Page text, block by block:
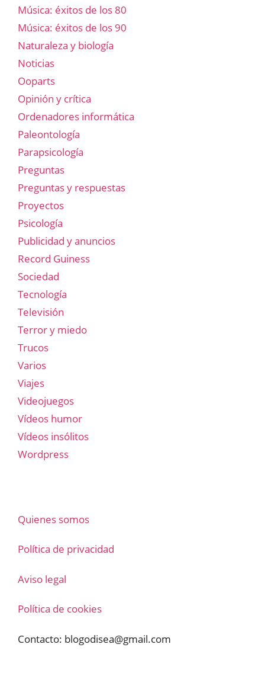
Música: éxitos de los 80
Música: éxitos de los 90
Naturaleza y biología
Noticias
Ooparts
Opinión y crítica
Ordenadores informática
Paleontología
Parapsicología
Preguntas
Preguntas y respuestas
Proyectos
Psicología
Publicidad y anuncios
Record Guiness
Sociedad
Tecnología
Televisión
Terror y miedo
Trucos
Varios
Viajes
Videojuegos
Vídeos humor
Vídeos insólitos
Wordpress
Quienes somos
Política de privacidad
Aviso legal
Política de cookies
Contacto: blogodisea@gmail.com